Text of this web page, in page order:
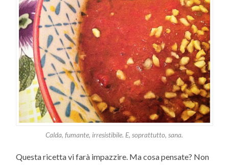
Calda, fumante, irresistibile. E, soprattutto, sana.
Questa ricetta vi farà impazzire. Ma cosa pensate? Non